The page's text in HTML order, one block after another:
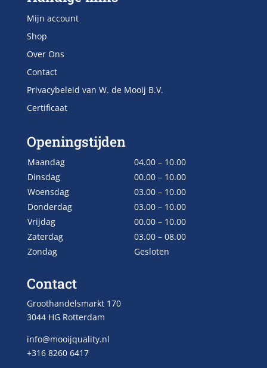
Mijn account
Shop
Over Ons
Contact
Privacybeleid van W. de Mooij B.V.
Certificaat
Openingstijden
Maandag
04.00 – 10.00
Dinsdag
00.00 – 10.00
Woensdag
03.00 – 10.00
Donderdag
03.00 – 10.00
Vrijdag
00.00 – 10.00
Zaterdag
03.00 – 08.00
Zondag
Gesloten
Contact
Groothandelsmarkt 170
3044 HG Rotterdam
info@mooijquality.nl
+316 8260 6417